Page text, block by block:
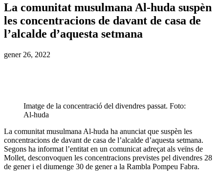
La comunitat musulmana Al-huda suspèn
les concentracions de davant de casa de
l’alcalde d’aquesta setmana
gener 26, 2022
Imatge de la concentració del divendres passat. Foto:
Al-huda
La comunitat musulmana Al-huda ha anunciat que suspèn les
concentracions de davant de casa de l’alcalde d’aquesta setmana.
Segons ha informat l’entitat en un comunicat adreçat als veïns de
Mollet, desconvoquen les concentracions previstes pel divendres 28
de gener i el diumenge 30 de gener a la Rambla Pompeu Fabra.